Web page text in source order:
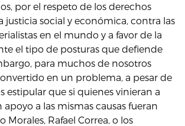
por el respeto de los derechos
justicia social y económica, contra las
en el mundo y a favor de la
el tipo de posturas que defiende
para muchos de nosotros
en un problema, a pesar de
estipular que si quienes vinieran a
a las mismas causas fueran
Morales, Rafael Correa, o los